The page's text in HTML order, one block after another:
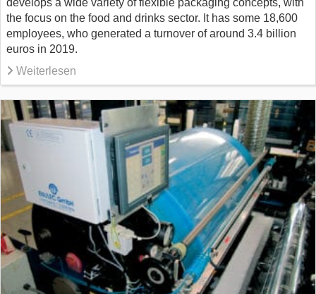
develops a wide variety of flexible packaging concepts, with
the focus on the food and drinks sector. It has some 18,600
employees, who generated a turnover of around 3.4 billion
euros in 2019.
Weiterlesen